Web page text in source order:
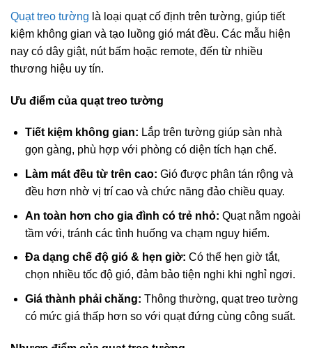
Quạt treo tường là loại quạt cố định trên tường, giúp tiết
kiệm không gian và tạo luồng gió mát đều. Các mẫu hiện
nay có dây giật, nút bấm hoặc remote, đến từ nhiều
thương hiệu uy tín.
Ưu điểm của quạt treo tường
Tiết kiệm không gian: Lắp trên tường giúp sàn nhà
gọn gàng, phù hợp với phòng có diện tích hạn chế.
Làm mát đều từ trên cao: Gió được phân tán rộng và
đều hơn nhờ vị trí cao và chức năng đảo chiều quay.
An toàn hơn cho gia đình có trẻ nhỏ: Quạt nằm ngoài
tầm với, tránh các tình huống va chạm nguy hiểm.
Đa dạng chế độ gió & hẹn giờ: Có thể hẹn giờ tắt,
chọn nhiều tốc độ gió, đảm bảo tiện nghi khi nghỉ ngơi.
Giá thành phải chăng: Thông thường, quạt treo tường
có mức giá thấp hơn so với quạt đứng cùng công suất.